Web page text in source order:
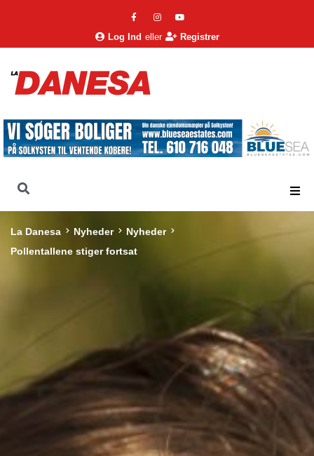
Log Ind eller Registrer
La Danesa Nyheder
Nyheder
Pollentallene stiger fortsat